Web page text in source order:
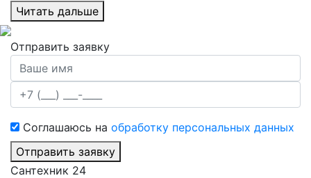
Читать дальше
Отправить заявку
Соглашаюсь на обработку персональных данных
Отправить заявку
Сантехник 24